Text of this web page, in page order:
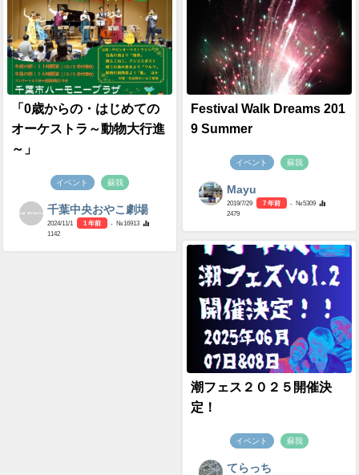
「0歳からの・はじめての
オーケストラ～動物大行進
～」
イベント 蘇我
千葉中央おやこ劇場
2024/11/1 1 年前
- №16913
1142
Festival Walk Dreams 201
9 Summer
イベント 蘇我
Mayu
2019/7/29 7 年前
- №5309
2479
潮フェス２０２５開催決
定！
イベント 蘇我
てらっち